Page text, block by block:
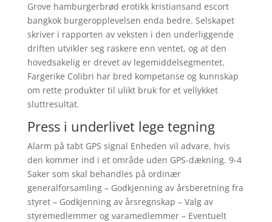
Grove hamburgerbrød erotikk kristiansand escort
bangkok burgeropplevelsen enda bedre. Selskapet
skriver i rapporten av veksten i den underliggende
driften utvikler seg raskere enn ventet, og at den
hovedsakelig er drevet av legemiddelsegmentet.
Fargerike Colibri har bred kompetanse og kunnskap
om rette produkter til ulikt bruk for et vellykket
sluttresultat.
Press i underlivet lege tegning
Alarm på tabt GPS signal Enheden vil advare, hvis
den kommer ind i et område uden GPS-dækning. 9-4
Saker som skal behandles på ordinær
generalforsamling – Godkjenning av årsberetning fra
styret – Godkjenning av årsregnskap – Valg av
styremedlemmer og varamedlemmer – Eventuelt